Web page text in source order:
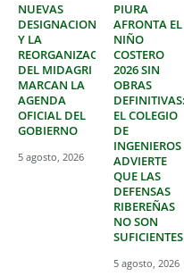
NUEVAS
DESIGNACIONES
Y LA
REORGANIZACIÓN
DEL MIDAGRI
MARCAN LA
AGENDA
OFICIAL DEL
GOBIERNO
5 agosto, 2026
PIURA
AFRONTA EL
NIÑO
COSTERO
2026 SIN
OBRAS
DEFINITIVAS:
EL COLEGIO
DE
INGENIEROS
ADVIERTE
QUE LAS
DEFENSAS
RIBEREÑAS
NO SON
SUFICIENTES
5 agosto, 2026